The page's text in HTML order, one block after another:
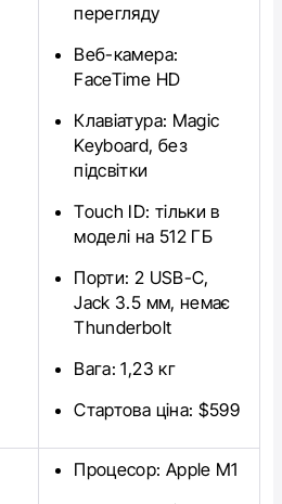
перегляду
Веб-камера:
FaceTime HD
Клавіатура: Magic
Keyboard, без
підсвітки
Touch ID: тільки в
моделі на 512 ГБ
Порти: 2 USB-C,
Jack 3.5 мм, немає
Thunderbolt
Вага: 1,23 кг
Стартова ціна: $599
Процесор: Apple M1